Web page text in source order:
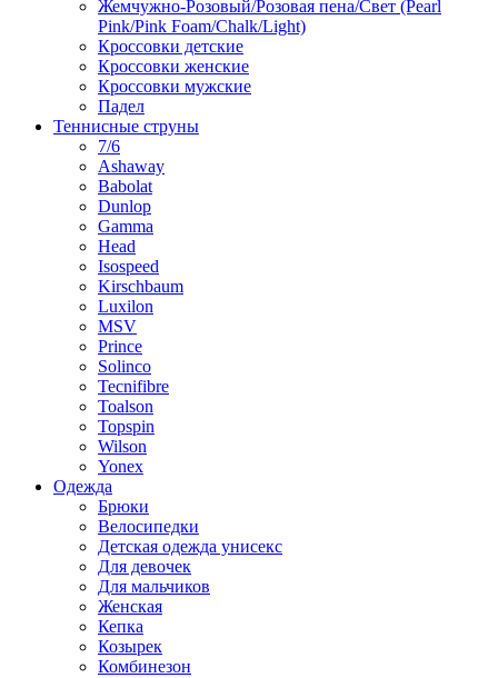
Жемчужно-Розовый/Розовая пена/Свет (Pearl
Pink/Pink Foam/Chalk/Light)
Кроссовки детские
Кроссовки женские
Кроссовки мужские
Падел
Теннисные струны
7/6
Ashaway
Babolat
Dunlop
Gamma
Head
Isospeed
Kirschbaum
Luxilon
MSV
Prince
Solinco
Tecnifibre
Toalson
Topspin
Wilson
Yonex
Одежда
Брюки
Велосипедки
Детская одежда унисекс
Для девочек
Для мальчиков
Женская
Кепка
Козырек
Комбинезон